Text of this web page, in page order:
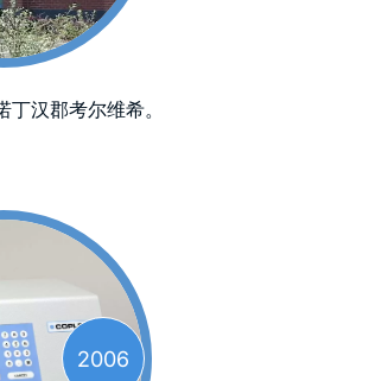
汉郡考尔维希。
2006